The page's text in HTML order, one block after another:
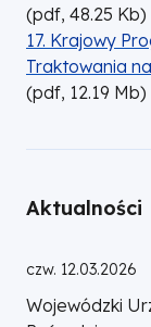
(pdf, 48.25 Kb)
DOKUMENT
17. Krajowy
Traktowania
(pdf, 12.19 Mb)
Aktualności
Wojewódzki
czw. 12.03.2026